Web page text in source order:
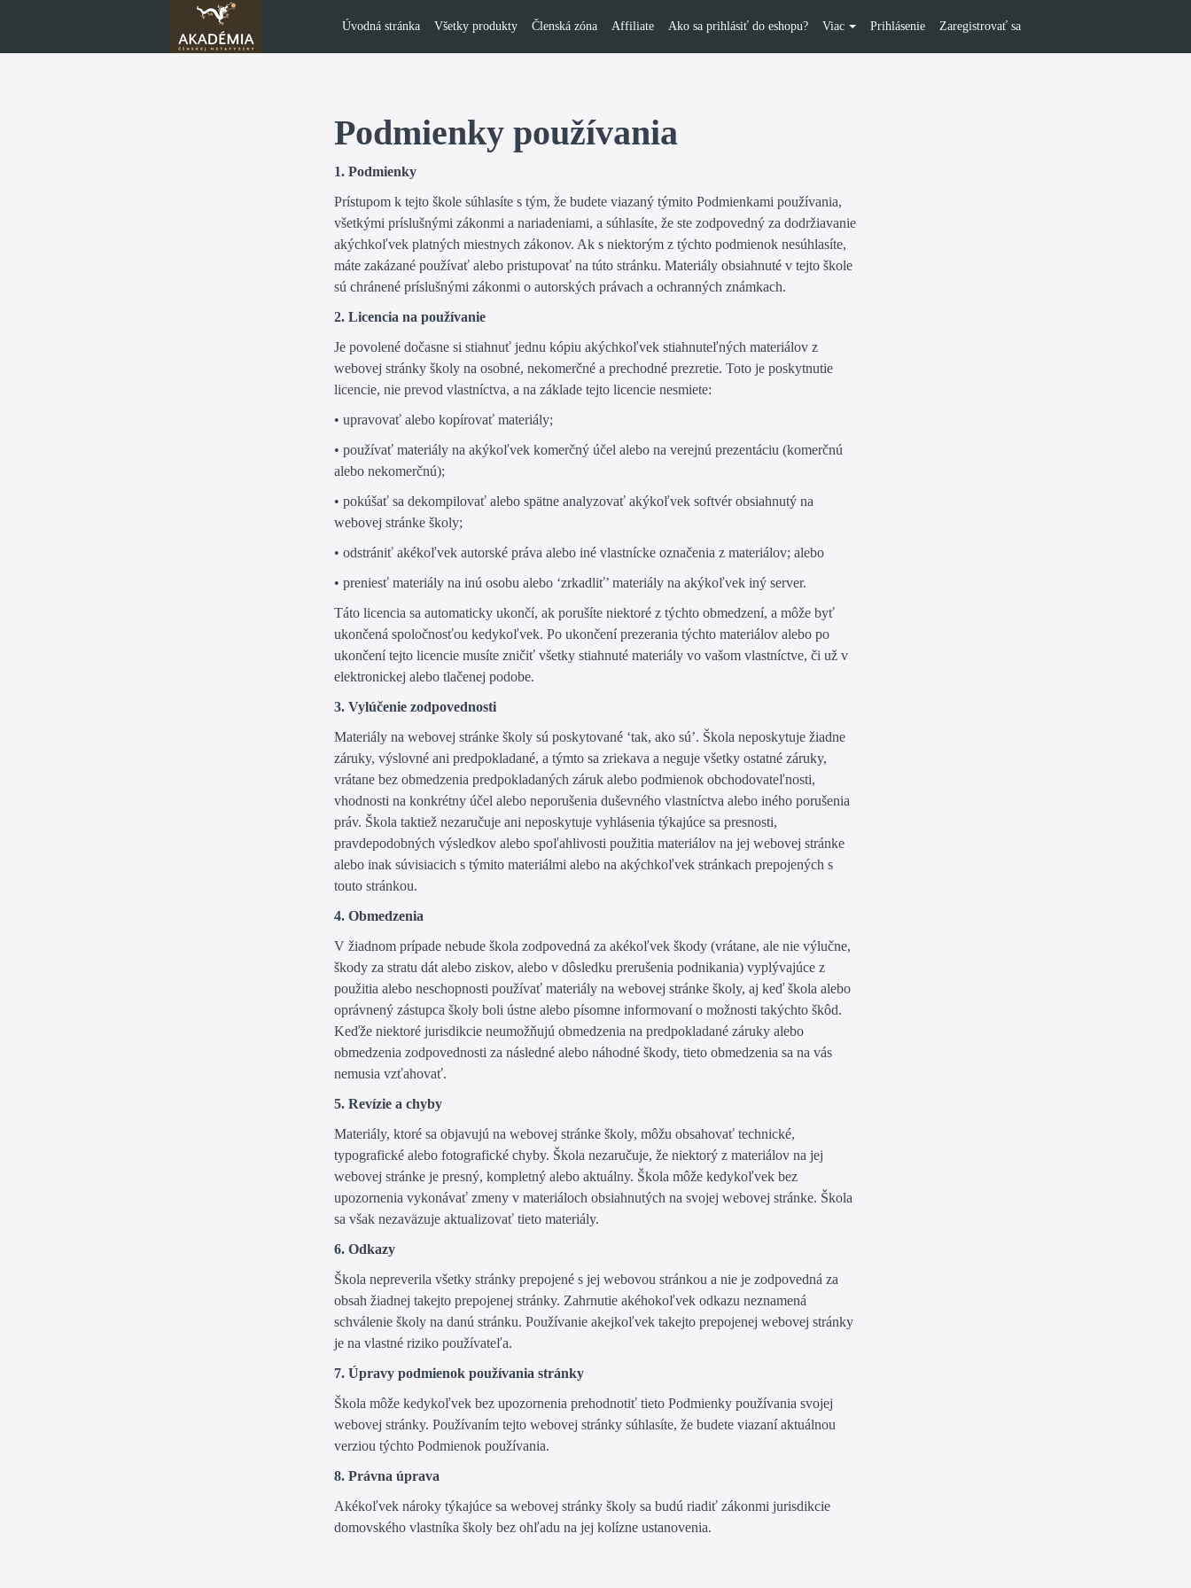
Úvodná stránka Všetky produkty Členská zóna Affiliate Ako sa prihlásiť do eshopu? Viac Prihlásenie Zaregistrovať sa
Podmienky používania
1. Podmienky
Prístupom k tejto škole súhlasíte s tým, že budete viazaný týmito Podmienkami používania,
všetkými príslušnými zákonmi a nariadeniami, a súhlasíte, že ste zodpovedný za dodržiavanie
akýchkoľvek platných miestnych zákonov. Ak s niektorým z týchto podmienok nesúhlasíte,
máte zakázané používať alebo pristupovať na túto stránku. Materiály obsiahnuté v tejto škole
sú chránené príslušnými zákonmi o autorských právach a ochranných známkach.
2. Licencia na používanie
Je povolené dočasne si stiahnuť jednu kópiu akýchkoľvek stiahnuteľných materiálov z
webovej stránky školy na osobné, nekomerčné a prechodné prezretie. Toto je poskytnutie
licencie, nie prevod vlastníctva, a na základe tejto licencie nesmiete:
• upravovať alebo kopírovať materiály;
• používať materiály na akýkoľvek komerčný účel alebo na verejnú prezentáciu (komerčnú
alebo nekomerčnú);
• pokúšať sa dekompilovať alebo spätne analyzovať akýkoľvek softvér obsiahnutý na
webovej stránke školy;
• odstrániť akékoľvek autorské práva alebo iné vlastnícke označenia z materiálov; alebo
• preniesť materiály na inú osobu alebo ‘zrkadliť’ materiály na akýkoľvek iný server.
Táto licencia sa automaticky ukončí, ak porušíte niektoré z týchto obmedzení, a môže byť
ukončená spoločnosťou kedykoľvek. Po ukončení prezerania týchto materiálov alebo po
ukončení tejto licencie musíte zničiť všetky stiahnuté materiály vo vašom vlastníctve, či už v
elektronickej alebo tlačenej podobe.
3. Vylúčenie zodpovednosti
Materiály na webovej stránke školy sú poskytované ‘tak, ako sú’. Škola neposkytuje žiadne
záruky, výslovné ani predpokladané, a týmto sa zriekava a neguje všetky ostatné záruky,
vrátane bez obmedzenia predpokladaných záruk alebo podmienok obchodovateľnosti,
vhodnosti na konkrétny účel alebo neporušenia duševného vlastníctva alebo iného porušenia
práv. Škola taktiež nezaručuje ani neposkytuje vyhlásenia týkajúce sa presnosti,
pravdepodobných výsledkov alebo spoľahlivosti použitia materiálov na jej webovej stránke
alebo inak súvisiacich s týmito materiálmi alebo na akýchkoľvek stránkach prepojených s
touto stránkou.
4. Obmedzenia
V žiadnom prípade nebude škola zodpovedná za akékoľvek škody (vrátane, ale nie výlučne,
škody za stratu dát alebo ziskov, alebo v dôsledku prerušenia podnikania) vyplývajúce z
použitia alebo neschopnosti používať materiály na webovej stránke školy, aj keď škola alebo
oprávnený zástupca školy boli ústne alebo písomne informovaní o možnosti takýchto škôd.
Keďže niektoré jurisdikcie neumožňujú obmedzenia na predpokladané záruky alebo
obmedzenia zodpovednosti za následné alebo náhodné škody, tieto obmedzenia sa na vás
nemusia vzťahovať.
5. Revízie a chyby
Materiály, ktoré sa objavujú na webovej stránke školy, môžu obsahovať technické,
typografické alebo fotografické chyby. Škola nezaručuje, že niektorý z materiálov na jej
webovej stránke je presný, kompletný alebo aktuálny. Škola môže kedykoľvek bez
upozornenia vykonávať zmeny v materiáloch obsiahnutých na svojej webovej stránke. Škola
sa však nezaväzuje aktualizovať tieto materiály.
6. Odkazy
Škola nepreverila všetky stránky prepojené s jej webovou stránkou a nie je zodpovedná za
obsah žiadnej takejto prepojenej stránky. Zahrnutie akéhokoľvek odkazu neznamená
schválenie školy na danú stránku. Používanie akejkoľvek takejto prepojenej webovej stránky
je na vlastné riziko používateľa.
7. Úpravy podmienok používania stránky
Škola môže kedykoľvek bez upozornenia prehodnotiť tieto Podmienky používania svojej
webovej stránky. Používaním tejto webovej stránky súhlasíte, že budete viazaní aktuálnou
verziou týchto Podmienok používania.
8. Právna úprava
Akékoľvek nároky týkajúce sa webovej stránky školy sa budú riadiť zákonmi jurisdikcie
domovského vlastníka školy bez ohľadu na jej kolízne ustanovenia.